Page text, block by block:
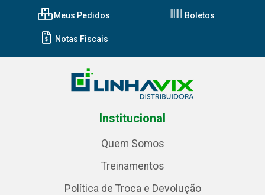
Meus Pedidos Boletos
Notas Fiscais
Institucional
Quem Somos
Treinamentos
Política de Troca e Devolução